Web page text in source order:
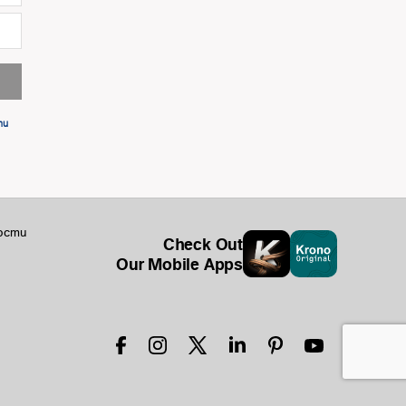
Check Out
Our Mobile Apps